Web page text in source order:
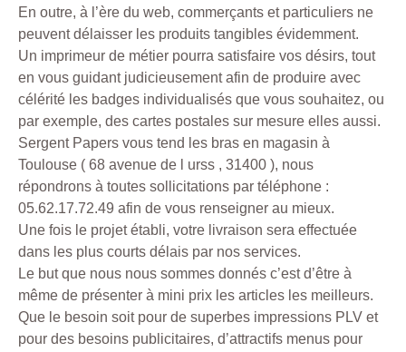
En outre, à l’ère du web, commerçants et particuliers ne
peuvent délaisser les produits tangibles évidemment.
Un imprimeur de métier pourra satisfaire vos désirs, tout
en vous guidant judicieusement afin de produire avec
célérité les badges individualisés que vous souhaitez, ou
par exemple, des cartes postales sur mesure elles aussi.
Sergent Papers vous tend les bras en magasin à
Toulouse ( 68 avenue de l urss , 31400 ), nous
répondrons à toutes sollicitations par téléphone :
05.62.17.72.49 afin de vous renseigner au mieux.
Une fois le projet établi, votre livraison sera effectuée
dans les plus courts délais par nos services.
Le but que nous nous sommes donnés c’est d’être à
même de présenter à mini prix les articles les meilleurs.
Que le besoin soit pour de superbes impressions PLV et
pour des besoins publicitaires, d’attractifs menus pour